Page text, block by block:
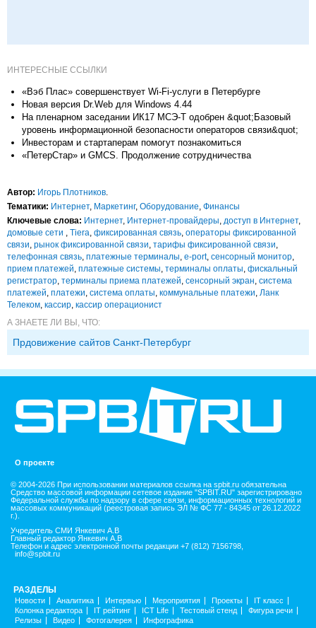
ИНТЕРЕСНЫЕ ССЫЛКИ
«Вэб Плас» совершенствует Wi-Fi-услуги в Петербурге
Новая версия Dr.Web для Windows 4.44
На пленарном заседании ИК17 МСЭ-Т одобрен &quot;Базовый
уровень информационной безопасности операторов связи&quot;
Инвесторам и стартаперам помогут познакомиться
«ПетерСтар» и GMCS. Продолжение сотрудничества
Автор: Игорь Плотников
Тематики: Интернет, Маркетинг, Оборудование Финансы
Ключевые слова: Интернет, Интернет-провайдеры доступ в Интернет,
домовые сети
Tiera фиксированная связь операторы фиксированной
связи рынок фиксированной связи тарифы фиксированной связи
телефонная связь платежные терминалы e-port, сенсорный монитор
прием платежей платежные системы терминалы оплаты фискальный
регистратор терминалы приема платежей сенсорный экран система
платежей платежи система оплаты коммунальные платежи Ланк
Телеком кассир кассир операционист
А ЗНАЕТЕ ЛИ ВЫ, ЧТО:
Прдовижение сайтов Санкт-Петербург
О проекте
© 2004-2026 При использовании материалов ссылка на spbit.ru обязательна
Средство массовой информации сетевое издание "SPBIT.RU" зарегистрировано
Федеральной службы по надзору в сфере связи, информационных технологий и
массовых коммуникаций (реестровая запись ЭЛ № ФС 77 - 84345 от 26.12.2022
г.).
Учредитель СМИ Янкевич А.В
Главный редактор Янкевич А.В
Телефон и адрес электронной почты редакции +7 (812) 7156798,
info@spbit.ru
РАЗДЕЛЫ
Новости Аналитика Интервью Мероприятия Проекты
IT класс
Колонка редактора
IT рейтинг ICT Life Тестовый стенд
Фигура речи
Релизы
Видео Фотогалерея Инфографика